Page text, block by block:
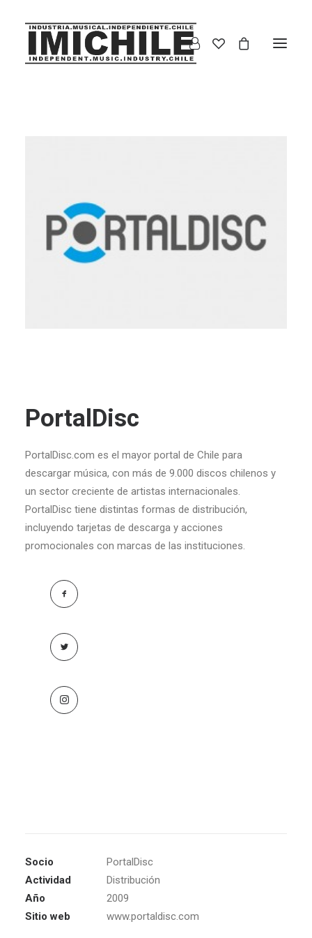
PortalDisc
PortalDisc.com es el mayor portal de Chile para
descargar música, con más de 9.000 discos chilenos y
un sector creciente de artistas internacionales.
PortalDisc tiene distintas formas de distribución,
incluyendo tarjetas de descarga y acciones
promocionales con marcas de las instituciones.
Socio
PortalDisc
Actividad
Distribución
Año
2009
Sitio web
www.portaldisc.com